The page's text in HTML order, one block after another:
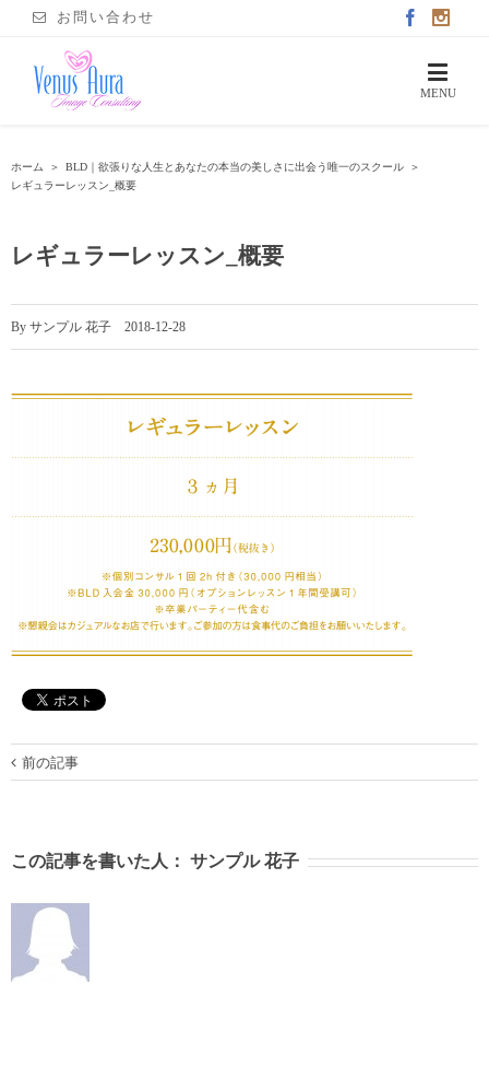
お問い合わせ
ホーム ＞ BLD｜欲張りな人生とあなたの本当の美しさに出会う唯一のスクール
＞
レギュラーレッスン_概要
レギュラーレッスン_概要
By サンプル 花子 2018-12-28
前の記事
この記事を書いた人： サンプル 花子